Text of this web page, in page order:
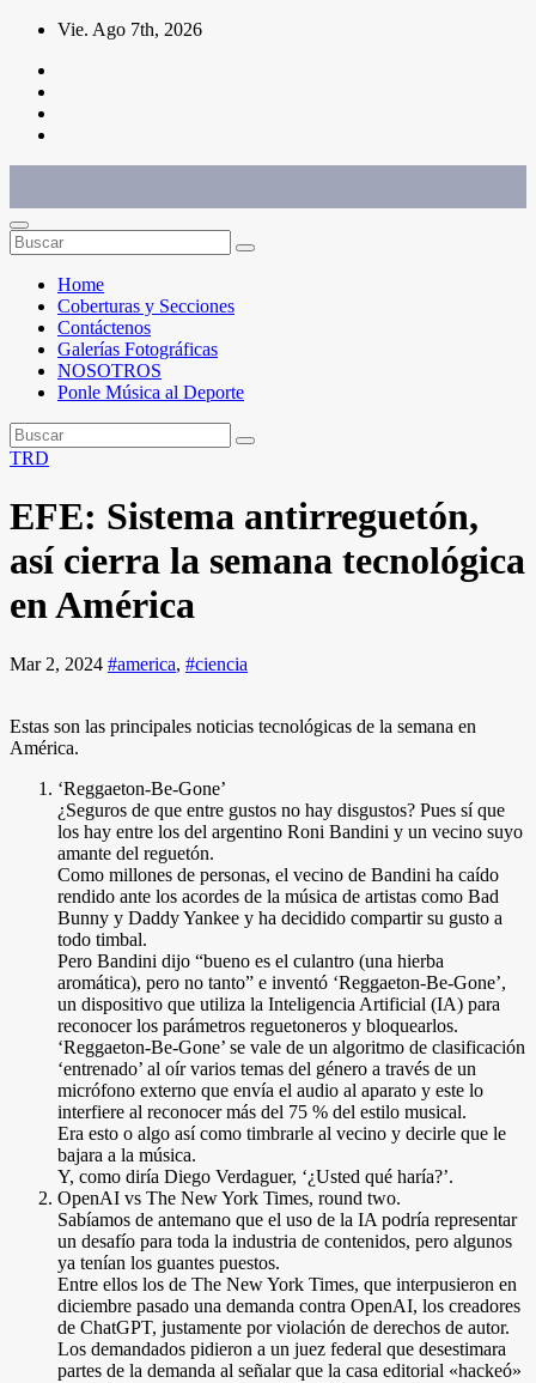
Saltar
contenido
Vie. Ago 7th, 2026
Home
Coberturas y Secciones
Contáctenos
Galerías Fotográficas
NOSOTROS
Ponle Música al Deporte
TRD
EFE: Sistema antirreguetón,
así cierra la semana tecnológica
en América
Mar 2, 2024 #america, #ciencia
Estas son las principales noticias tecnológicas de la semana en
América.
‘Reggaeton-Be-Gone’
¿Seguros de que entre gustos no hay disgustos? Pues sí que
los hay entre los del argentino Roni Bandini y un vecino suyo
amante del reguetón.
Como millones de personas, el vecino de Bandini ha caído
rendido ante los acordes de la música de artistas como Bad
Bunny y Daddy Yankee y ha decidido compartir su gusto a
todo timbal.
Pero Bandini dijo “bueno es el culantro (una hierba
aromática), pero no tanto” e inventó ‘Reggaeton-Be-Gone’,
un dispositivo que utiliza la Inteligencia Artificial (IA) para
reconocer los parámetros reguetoneros y bloquearlos.
‘Reggaeton-Be-Gone’ se vale de un algoritmo de clasificación
‘entrenado’ al oír varios temas del género a través de un
micrófono externo que envía el audio al aparato y este lo
interfiere al reconocer más del 75 % del estilo musical.
Era esto o algo así como timbrarle al vecino y decirle que le
bajara a la música.
Y, como diría Diego Verdaguer, ‘¿Usted qué haría?’.
OpenAI vs The New York Times, round two.
Sabíamos de antemano que el uso de la IA podría representar
un desafío para toda la industria de contenidos, pero algunos
ya tenían los guantes puestos.
Entre ellos los de The New York Times, que interpusieron en
diciembre pasado una demanda contra OpenAI, los creadores
de ChatGPT, justamente por violación de derechos de autor.
Los demandados pidieron a un juez federal que desestimara
partes de la demanda al señalar que la casa editorial «hackeó»